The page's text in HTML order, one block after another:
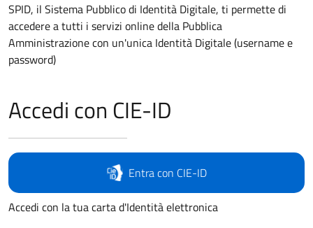
SPID, il Sistema Pubblico di Identità Digitale, ti permette di
accedere a tutti i servizi online della Pubblica
Amministrazione con un'unica Identità Digitale (username e
password)
Accedi con CIE-ID
Entra con CIE-ID
Accedi con la tua carta d'Identità elettronica